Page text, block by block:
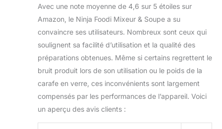
Avec une note moyenne de 4,6 sur 5 étoiles sur
Amazon, le Ninja Foodi Mixeur & Soupe a su
convaincre ses utilisateurs. Nombreux sont ceux qui
soulignent sa facilité d’utilisation et la qualité des
préparations obtenues. Même si certains regrettent le
bruit produit lors de son utilisation ou le poids de la
carafe en verre, ces inconvénients sont largement
compensés par les performances de l’appareil. Voici
un aperçu des avis clients :